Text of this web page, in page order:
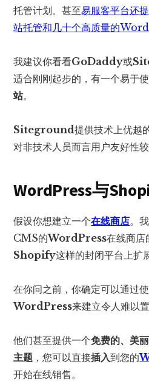
托管计划。甚至易服客平台还
站托管和几十个高质量的
我建议你看看GoDaddy或
适合刚刚起步的，有一个易于
站。
Siteground提供技术上优越
对非技术人员而言用户友好性较
WordPress与
假设你想建立一个在线商店。
CMS的WordPress在线商店
Shopify这样的封闭平台上扩
在你问之前，你确定可以通过
WordPress来建立令人难以
他们甚至提供一个免费的、美
主题 ，您可以直接插入到您的
开始在线销售。